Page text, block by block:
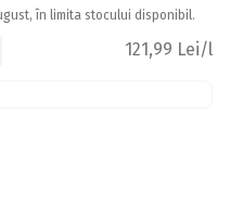
în limita stocului disponibil.
121,99 Lei/l